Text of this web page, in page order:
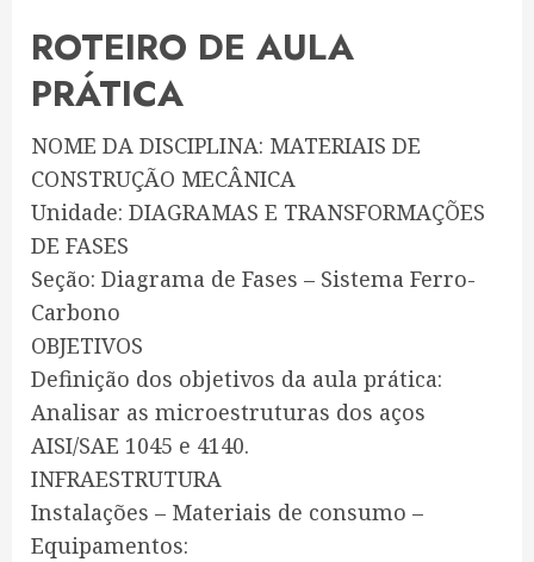
ROTEIRO DE AULA
PRÁTICA
NOME DA DISCIPLINA: MATERIAIS DE
CONSTRUÇÃO MECÂNICA
Unidade: DIAGRAMAS E TRANSFORMAÇÕES
DE FASES
Seção: Diagrama de Fases – Sistema Ferro-
Carbono
OBJETIVOS
Definição dos objetivos da aula prática:
Analisar as microestruturas dos aços
AISI/SAE 1045 e 4140.
INFRAESTRUTURA
Instalações – Materiais de consumo –
Equipamentos: